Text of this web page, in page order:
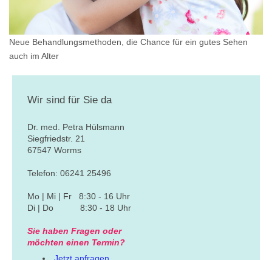
Neue Behandlungsmethoden, die Chance für ein gutes Sehen
auch im Alter
Wir sind für Sie da
Dr. med. Petra Hülsmann
Siegfriedstr. 21
67547 Worms
Telefon: 06241 25496
Mo | Mi | Fr 8:30 - 16 Uhr
Di | Do 8:30 - 18 Uhr
Sie haben Fragen oder
möchten einen Termin?